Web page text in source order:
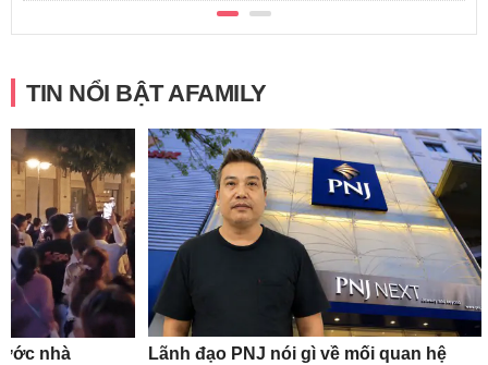
TIN NỔI BẬT AFAMILY
nhà
Lãnh đạo PNJ nói gì về mối quan hệ